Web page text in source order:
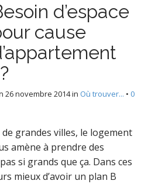
d’espace
cause
26 novembre 2014in Où trouver... • 0
grandes villes, le logement
amène à prendre des
si grands que ça. Dans ces
mieux d’avoir un plan B